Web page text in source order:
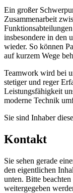
Ein großer
Zusammenarbeit
insbesondere in den
wieder. So können
auf kurzem Wege
Teamwork wird bei
stetiger und reger
Leistungsfähigkeit
moderne Technik
Sie sind Inhaber
Kontakt
Sie sehen gerade
den eigentlichen
unten. Bitte
weitergegeben